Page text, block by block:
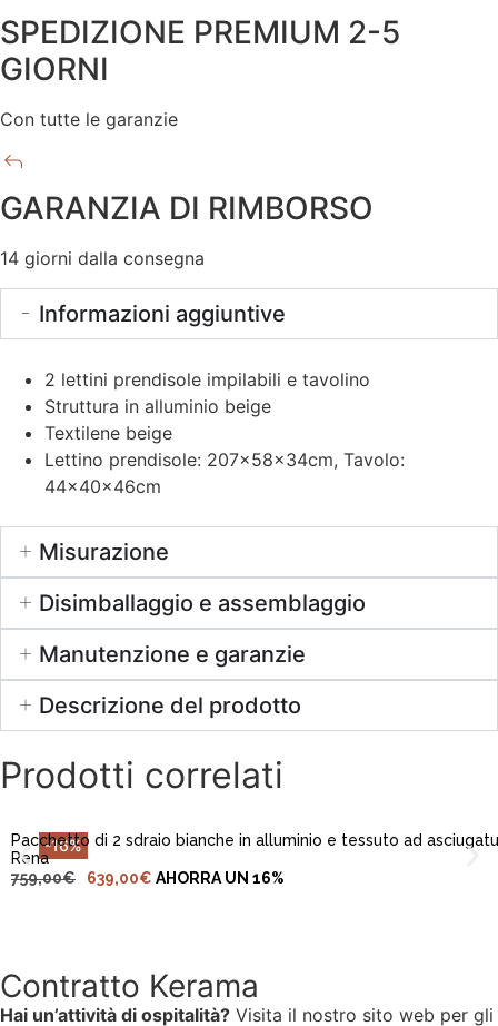
SPEDIZIONE PREMIUM 2-5
GIORNI
Con tutte le garanzie
GARANZIA DI RIMBORSO
14 giorni dalla consegna
Informazioni aggiuntive
2 lettini prendisole impilabili e tavolino
Struttura in alluminio beige
Textilene beige
Lettino prendisole: 207x58x34cm, Tavolo:
44x40x46cm
Misurazione
Disimballaggio e assemblaggio
Manutenzione e garanzie
Descrizione del prodotto
Prodotti correlati
-16%
AGGIUNGI AL CARRELLO
Pacchetto di 2 sdraio bianche in alluminio e tessuto ad
Rena
759,00€ 639,00€ AHORRA UN 16%
Contratto Kerama
Hai un’attività di ospitalità? Visita il nostro sito web per gli